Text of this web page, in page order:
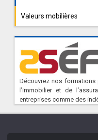
Valeurs mobilières
Découvrez nos
l’immobilier et de
entreprises comme des